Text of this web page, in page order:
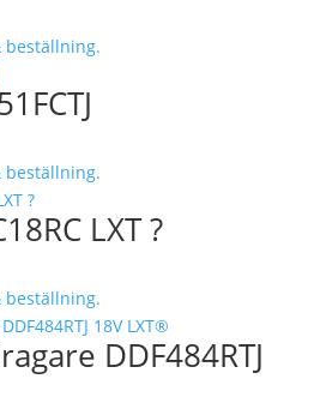
beställning.
beställning.
LXT ?
beställning.
DDF484RTJ